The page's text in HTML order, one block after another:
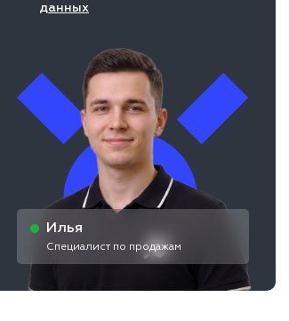
данных
Илья
Специалист по продажам